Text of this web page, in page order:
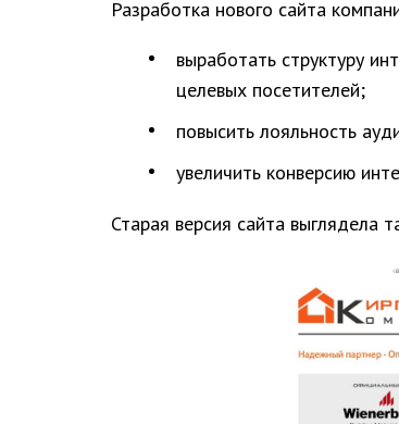
Разработка нового сайта
выработать структуру
целевых посетителей;
повысить лояльность
увеличить конверсию
Старая версия сайта выглядела